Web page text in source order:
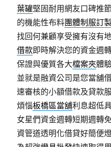
葉罐堅固耐用網友口碑推
的機能性布料團體制服訂
找回何兼顧享受擁有沒有
借款即時解決您的資金週
保證與優質各大檔案夾體
並就是融資公司是您當舖
速審核的小額借款及貸款
煩惱板橋區當舖利息超低
女星們資金週轉短期週轉
資管道透明化借貸好簡便